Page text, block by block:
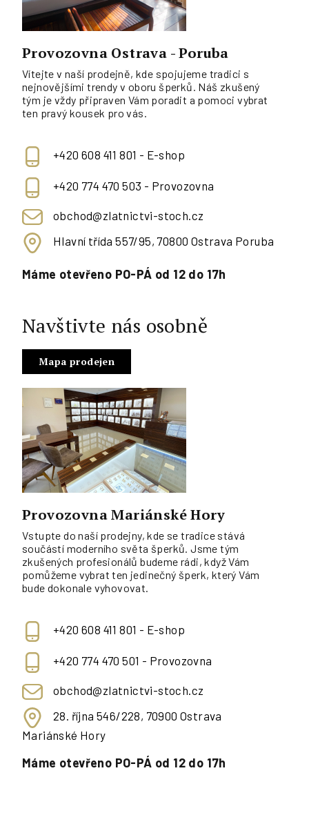
Provozovna Ostrava - Poruba
Vítejte v naší prodejně, kde spojujeme tradici s
nejnovějšími trendy v oboru šperků. Náš zkušený
tým je vždy připraven Vám poradit a pomoci vybrat
ten pravý kousek pro vás.
+420 608 411 801 - E-shop
+420 774 470 503 - Provozovna
obchod@zlatnictvi-stoch.cz
Hlavní třída 557/95, 70800 Ostrava Poruba
Máme otevřeno PO-PÁ od 12 do 17h
Navštivte nás osobně
Mapa prodejen
Provozovna Mariánské Hory
Vstupte do naší prodejny, kde se tradice stává
součástí moderního světa šperků. Jsme tým
zkušených profesionálů budeme rádi, když Vám
pomůžeme vybrat ten jedinečný šperk, který Vám
bude dokonale vyhovovat.
+420 608 411 801 - E-shop
+420 774 470 501 - Provozovna
obchod@zlatnictvi-stoch.cz
28. října 546/228, 70900 Ostrava
Mariánské Hory
Máme otevřeno PO-PÁ od 12 do 17h